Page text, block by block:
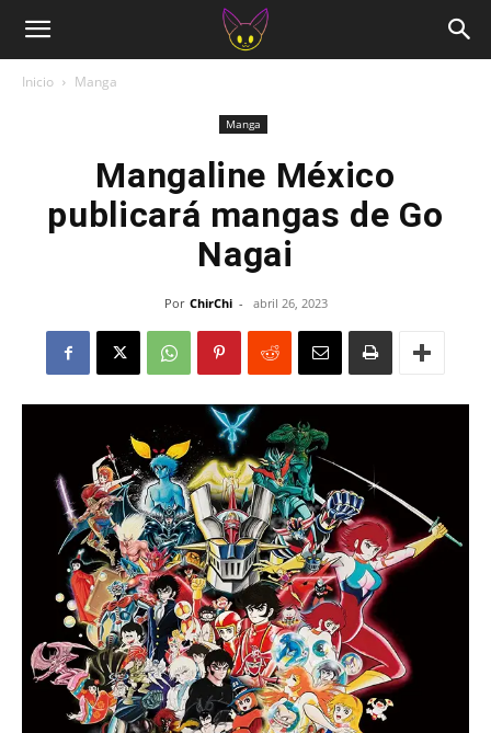
Inicio Manga
Manga
Mangaline México
publicará mangas de Go
Nagai
Por ChirChi - abril 26, 2023